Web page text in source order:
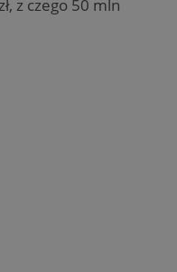
z czego 50 mln